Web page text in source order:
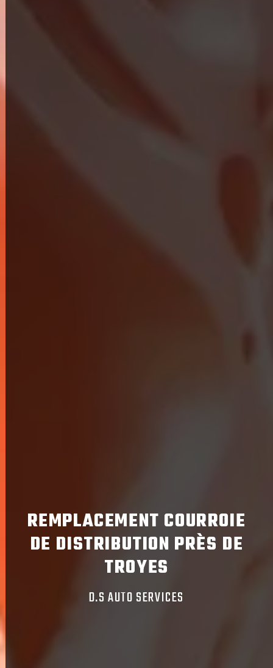
REMPLACEMENT COURROIE
DE DISTRIBUTION PRÈS DE
TROYES
D.S AUTO SERVICES